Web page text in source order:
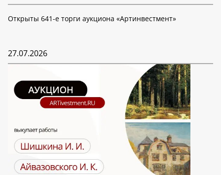
Открыты 641-е торги аукциона «Артинвестмент»
27.07.2026